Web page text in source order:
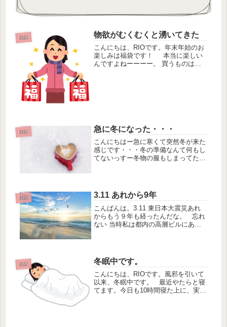
日記 物欲がむくむくと湧いてきた
こんにちは、RIOです。年末年始のお
楽しみは福袋です！ 本当に楽しい
んですよねーーーー。 買うものは食
日記 急に冬になった・・・
こんにちはー急に寒くて突然冬が来た
感じです・・・冬の準備なんて何もし
てないっすー冬物の服もしまってたの
しか干せない為に洗濯物がたまってし
ま...
日記 3.11 あれから9年
こんばんは。3.11 東日本大震災あれ
からもう９年も経ったんだな。 忘れ
ない 当時私は都内の高層ビルにある
してスピーカーから「降りてくだ...
日記 冬眠中です。
こんにちは、RIOです。風邪を引いて
以来、冬眠中です。 最近やたらと寝
てます。今日も10時間寝た上に、実際